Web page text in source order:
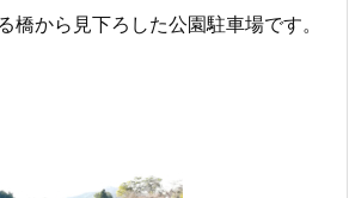
橋から見下ろした公園駐車場です。